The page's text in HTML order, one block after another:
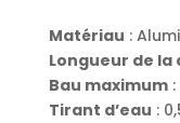
Matériau :
Longueur de la
Bau maximum:
Tirant d’eau :